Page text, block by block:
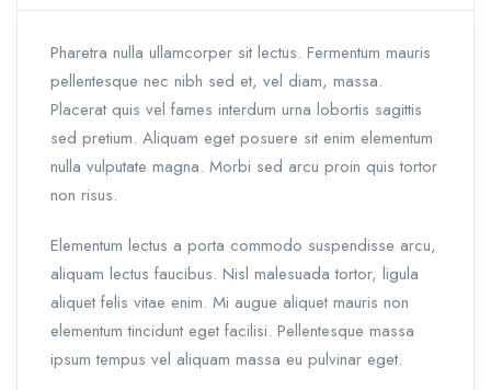
Pharetra nulla ullamcorper sit lectus. Fermentum mauris
pellentesque nec nibh sed et, vel diam, massa.
Placerat quis vel fames interdum urna lobortis sagittis
sed pretium. Aliquam eget posuere sit enim elementum
nulla vulputate magna. Morbi sed arcu proin quis tortor
non risus.
Elementum lectus a porta commodo suspendisse arcu,
aliquam lectus faucibus. Nisl malesuada tortor, ligula
aliquet felis vitae enim. Mi augue aliquet mauris non
elementum tincidunt eget facilisi. Pellentesque massa
ipsum tempus vel aliquam massa eu pulvinar eget.